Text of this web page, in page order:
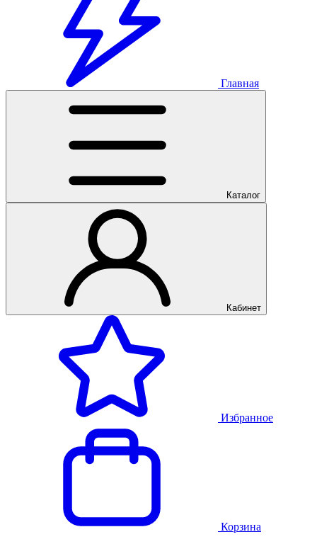
Главная
Каталог
Кабинет
Избранное
Корзина